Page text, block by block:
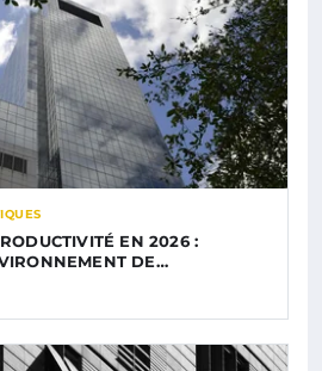
EN 2026 :
DE…